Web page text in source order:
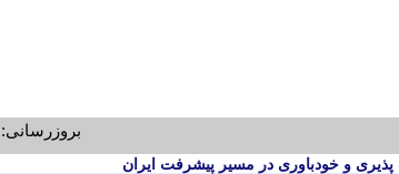
بروزرسانی: 19:24
و خودباوری در مسیر پیشرفت ایران